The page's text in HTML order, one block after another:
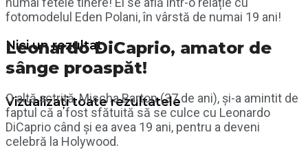
Nici un rezultat
Vizualizați toate rezultatele
fotomodelul Eden Polani, în vârstă de numai 19 ani!
Leonardo DiCaprio, amator de
sânge proaspăt!
O altă actriță, Mischa Barton (37 de ani), și-a amintit de
faptul că a fost sfătuită să se culce cu Leonardo
DiCaprio când și ea avea 19 ani, pentru a deveni
celebră la Holywood.